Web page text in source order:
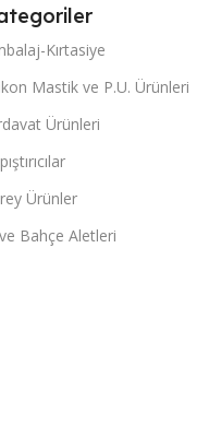
Kırtasiye
Mastik ve P.U. Ürünleri
Ürünleri
Ürünler
Bahçe Aletleri